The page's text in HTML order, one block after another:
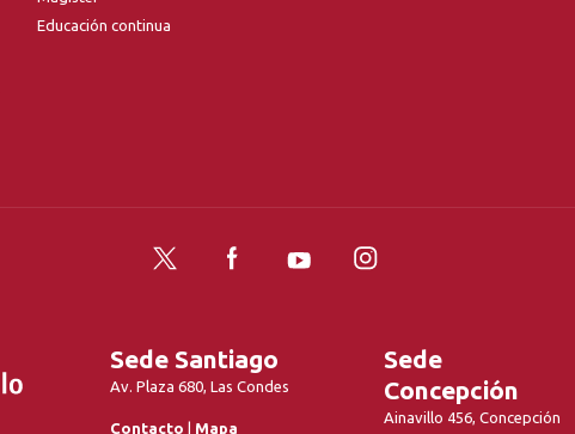
Educación continua
Twitter FacebookYouTubeInstagram
Sede Santiago
Av. Plaza 680, Las Condes
Contacto | Mapa
Sede
Concepción
Ainavillo 456, Concepción